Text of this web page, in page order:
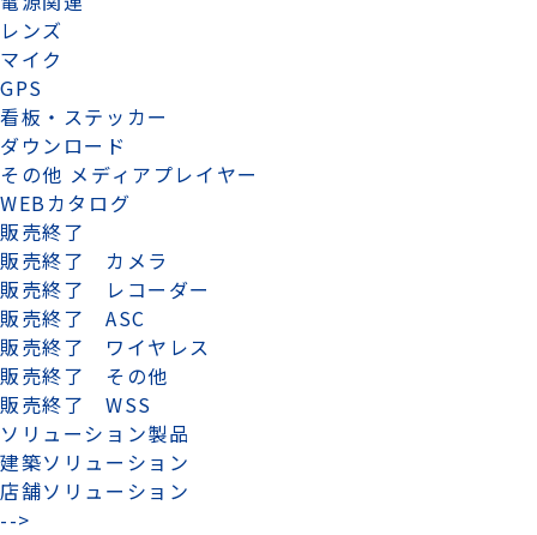
レンズ
マイク
GPS
看板・ステッカー
ダウンロード
その他 メディアプレイヤー
WEBカタログ
販売終了
販売終了 カメラ
販売終了 レコーダー
販売終了 ASC
販売終了 ワイヤレス
販売終了 その他
販売終了 WSS
ソリューション製品
建築ソリューション
店舗ソリューション
-->